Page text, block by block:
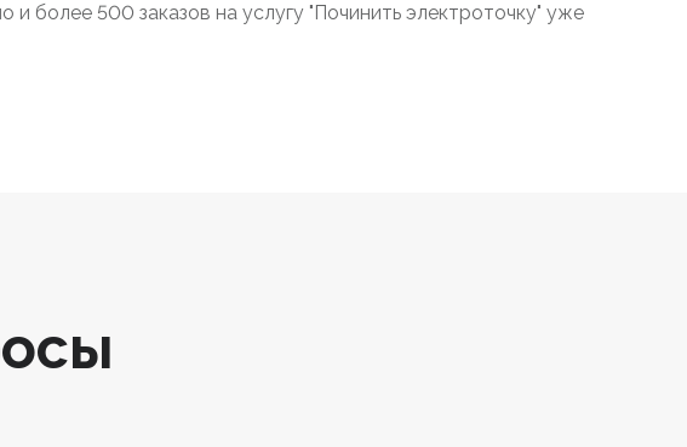
более 500 заказов на услугу "Починить электроточку" уже